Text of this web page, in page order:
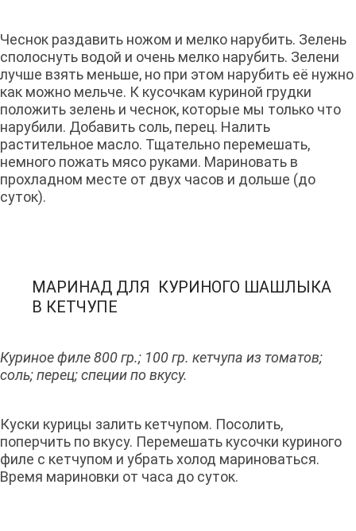
Чеснок раздавить ножом и мелко нарубить. Зелень
сполоснуть водой и очень мелко нарубить. Зелени
лучше взять меньше, но при этом нарубить её нужно
как можно мельче. К кусочкам куриной грудки
положить зелень и чеснок, которые мы только что
нарубили. Добавить соль, перец. Налить
растительное масло. Тщательно перемешать,
немного пожать мясо руками. Мариновать в
прохладном месте от двух часов и дольше (до
суток).
МАРИНАД ДЛЯ КУРИНОГО ШАШЛЫКА
В КЕТЧУПЕ
Куриное филе 800 гр.; 100 гр. кетчупа из томатов;
соль; перец; специи по вкусу.
Куски курицы залить кетчупом. Посолить,
поперчить по вкусу. Перемешать кусочки куриного
филе с кетчупом и убрать холод мариноваться.
Время мариновки от часа до суток.